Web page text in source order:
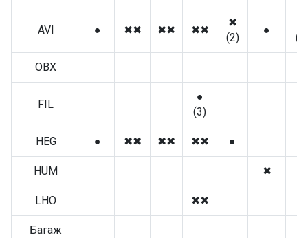
AVI ● ✖✖ ✖✖ ✖✖
✖
(2)
●
(1)
OBX
FIL
●
(3)
HEG ● ✖✖ ✖✖ ✖✖ ●
HUM ✖
LHO ✖✖
Багаж